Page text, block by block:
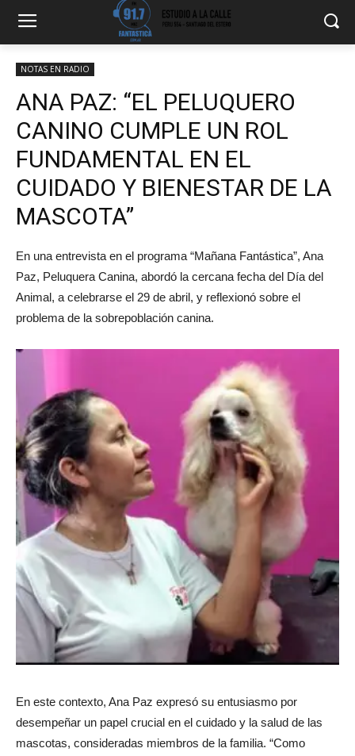
NOTAS EN RADIO
ANA PAZ: “EL PELUQUERO
CANINO CUMPLE UN ROL
FUNDAMENTAL EN EL
CUIDADO Y BIENESTAR DE LA
MASCOTA”
En una entrevista en el programa “Mañana Fantástica”, Ana
Paz, Peluquera Canina, abordó la cercana fecha del Día del
Animal, a celebrarse el 29 de abril, y reflexionó sobre el
problema de la sobrepoblación canina.
En este contexto, Ana Paz expresó su entusiasmo por
desempeñar un papel crucial en el cuidado y la salud de las
mascotas, consideradas miembros de la familia. “Como